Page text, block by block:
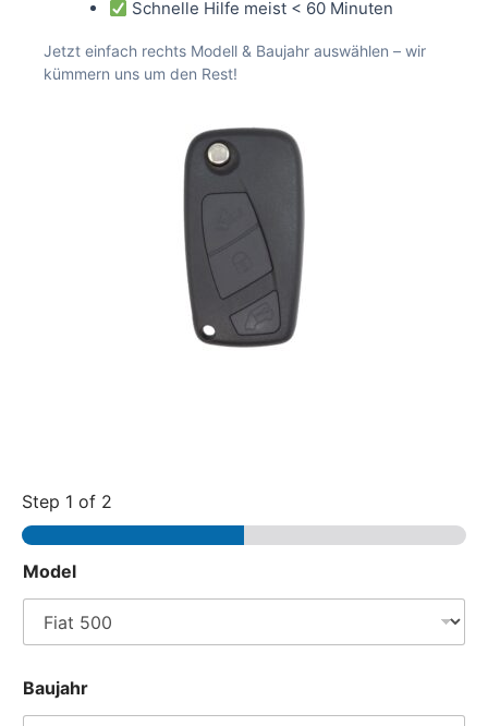
Schnelle Hilfe meist < 60 Minuten
Jetzt einfach rechts Modell & Baujahr auswählen – wir
kümmern uns um den Rest!
Step 1 of 2
Model
Baujahr